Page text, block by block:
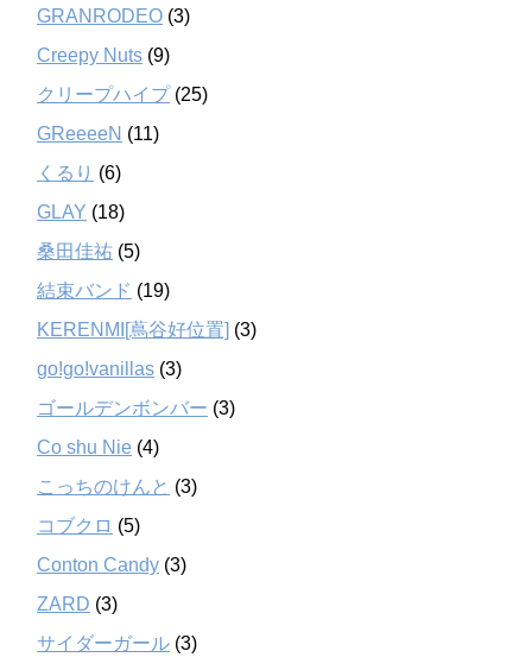
GRANRODEO (3)
Creepy Nuts (9)
クリープハイプ(25)
GReeeeN (11)
くるり (6)
GLAY (18)
桑田佳祐 (5)
結束バンド (19)
KERENMI[蔦谷好位置] (3)
go!go!vanillas (3)
ゴールデンボンバー (3)
Co shu Nie (4)
こっちのけんと (3)
コブクロ (5)
Conton Candy (3)
ZARD (3)
サイダーガール (3)